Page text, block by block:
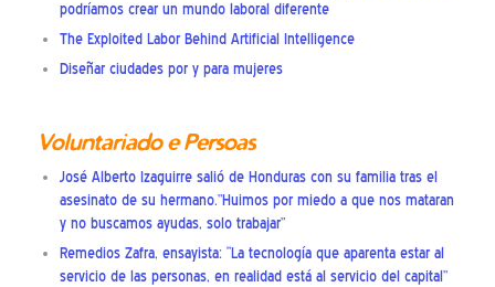
podríamos crear un mundo laboral diferente
The Exploited Labor Behind Artificial Intelligence
Diseñar ciudades por y para mujeres
Voluntariado e Persoas
José Alberto Izaguirre salió de Honduras con su familia tras el
asesinato de su hermano.”Huimos por miedo a que nos mataran
y no buscamos ayudas, solo trabajar”
Remedios Zafra, ensayista: “La tecnología que aparenta estar al
servicio de las personas, en realidad está al servicio del capital”